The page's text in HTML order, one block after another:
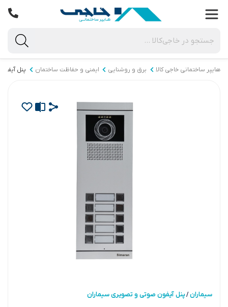
هایپر ساختمانی خاجی‌ کالا برق و روشنایی ایمنی و حفاظت ساختمان پنل
سیماران/پنل آیفون صوتی و تصویری سیماران